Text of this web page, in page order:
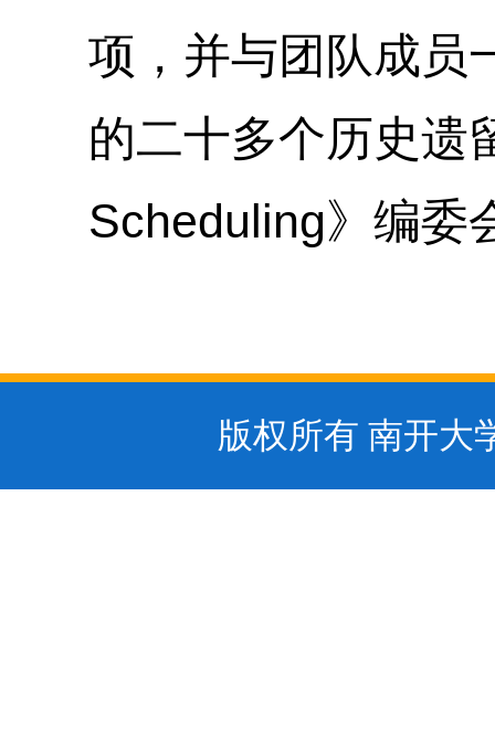
项，并与团队成员
的二十多个历史遗
Scheduling》编委
版权所有 南开大